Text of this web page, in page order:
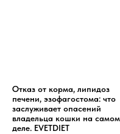
Отказ от корма, липидоз
печени, эзофагостома: что
заслуживает опасений
владельца кошки на самом
деле. EVETDIET